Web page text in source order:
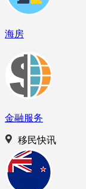
海房
金融服务
移民快讯